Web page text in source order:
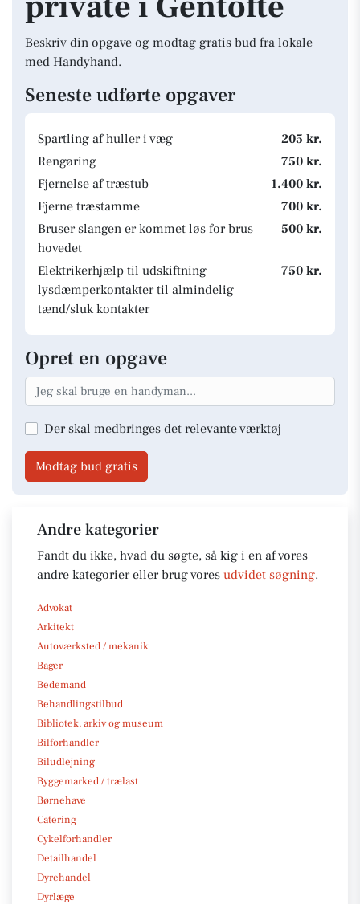
Beskriv din opgave og modtag gratis bud fra lokale
med Handyhand.
Seneste udførte opgaver
Spartling af huller i væg
205 kr.
Rengøring
750 kr.
Fjernelse af træstub
1.400 kr.
Fjerne træstamme
700 kr.
Bruser slangen er kommet løs for brus
hovedet
500 kr.
Elektrikerhjælp til udskiftning
lysdæmperkontakter til almindelig
tænd/sluk kontakter
750 kr.
Opret en opgave
Der skal medbringes det relevante værktøj
Modtag bud gratis
Andre kategorier
Fandt du ikke, hvad du søgte, så kig i en af vores
andre kategorier eller brug vores udvidet søgning.
Advokat
Arkitekt
Autoværksted / mekanik
Bager
Bedemand
Behandlingstilbud
Bibliotek, arkiv og museum
Bilforhandler
Biludlejning
Byggemarked / trælast
Børnehave
Catering
Cykelforhandler
Detailhandel
Dyrehandel
Dyrlæge